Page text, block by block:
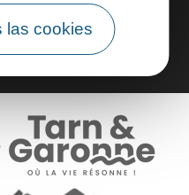
las cookies